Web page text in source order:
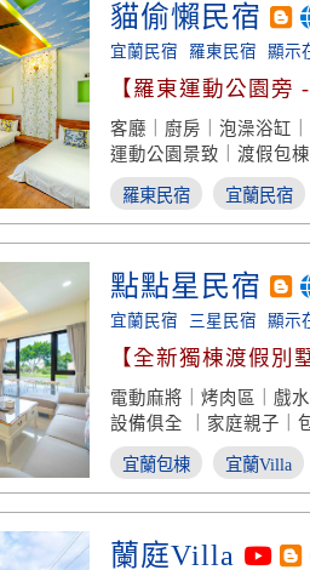
貓偷懶民宿
宜蘭民宿 羅東民宿 顯示
【羅東運動公園旁
客廳｜廚房｜泡澡浴缸
運動公園景致｜渡假包
羅東民宿 宜蘭民宿
點點星民宿
宜蘭民宿 三星民宿 顯示
【全新獨棟渡假別
電動麻將｜烤肉區｜戲
設備俱全 ｜家庭親子｜
宜蘭包棟 宜蘭Villa
蘭庭Villa